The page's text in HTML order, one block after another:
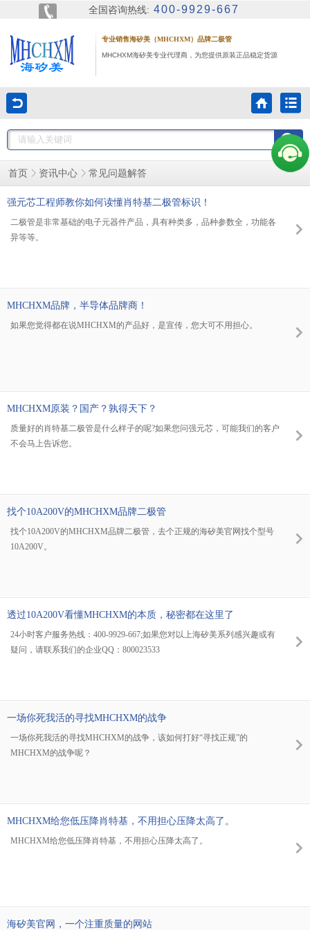
全国咨询热线: 400-9929-667
专业销售海矽美（MHCHXM）品牌二极管
MHCHXM海矽美专业代理商，为您提供原装正品稳定货源
首页 资讯中心 常见问题解答
强元芯工程师教你如何读懂肖特基二极管标识！
二极管是非常基础的电子元器件产品，具有种类多，品种参数全，功能各
异等等。
MHCHXM品牌，半导体品牌商！
如果您觉得都在说MHCHXM的产品好，是宣传，您大可不用担心。
MHCHXM原装？国产？孰得天下？
质量好的肖特基二极管是什么样子的呢?如果您问强元芯，可能我们的客户
不会马上告诉您。
找个10A200V的MHCHXM品牌二极管
找个10A200V的MHCHXM品牌二极管，去个正规的海矽美官网找个型号
10A200V。
透过10A200V看懂MHCHXM的本质，秘密都在这里了
24小时客户服务热线：400-9929-667;如果您对以上海矽美系列感兴趣或有
疑问，请联系我们的企业QQ：800023533
一场你死我活的寻找MHCHXM的战争
一场你死我活的寻找MHCHXM的战争，该如何打好“寻找正规”的
MHCHXM的战争呢？
MHCHXM给您低压降肖特基，不用担心压降太高了。
MHCHXM给您低压降肖特基，不用担心压降太高了。
海矽美官网，一个注重质量的网站